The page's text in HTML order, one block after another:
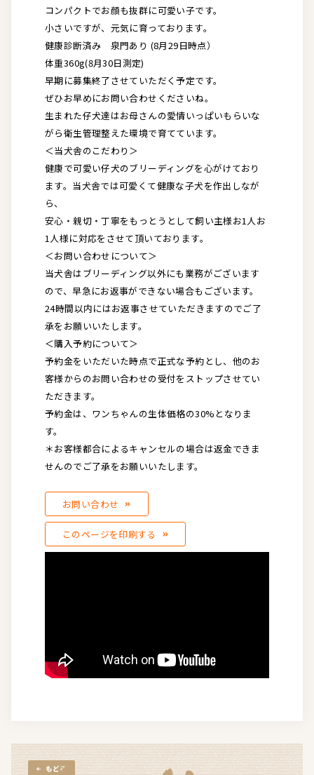
コンパクトでお顔も抜群に可愛い子です。
小さいですが、元気に育っております。
健康診断済み 泉門あり (8月29日時点）
体重360g(8月30日測定)
早期に募集終了させていただく予定です。
ぜひお早めにお問い合わせくださいね。
生まれた仔犬達はお母さんの愛情いっぱいもらいな
がら衛生管理整えた環境で育てています。
＜当犬舎のこだわり＞
健康で可愛い仔犬のブリーディングを心がけており
ます。当犬舎では可愛くて健康な子犬を作出しなが
ら、
安心・親切・丁寧をもっとうとして飼い主様お1人お
1人様に対応をさせて頂いております。
＜お問い合わせについて＞
当犬舎はブリーディング以外にも業務がございます
ので、早急にお返事ができない場合もございます。
24時間以内にはお返事させていただきますのでご了
承をお願いいたします。
＜購入予約について＞
予約金をいただいた時点で正式な予約とし、他のお
客様からのお問い合わせの受付をストップさせてい
ただきます。
予約金は、ワンちゃんの生体価格の30%となりま
す。
＊お客様都合によるキャンセルの場合は返金できま
せんのでご了承をお願いいたします。
お問い合わせ
このページを印刷する
もどる